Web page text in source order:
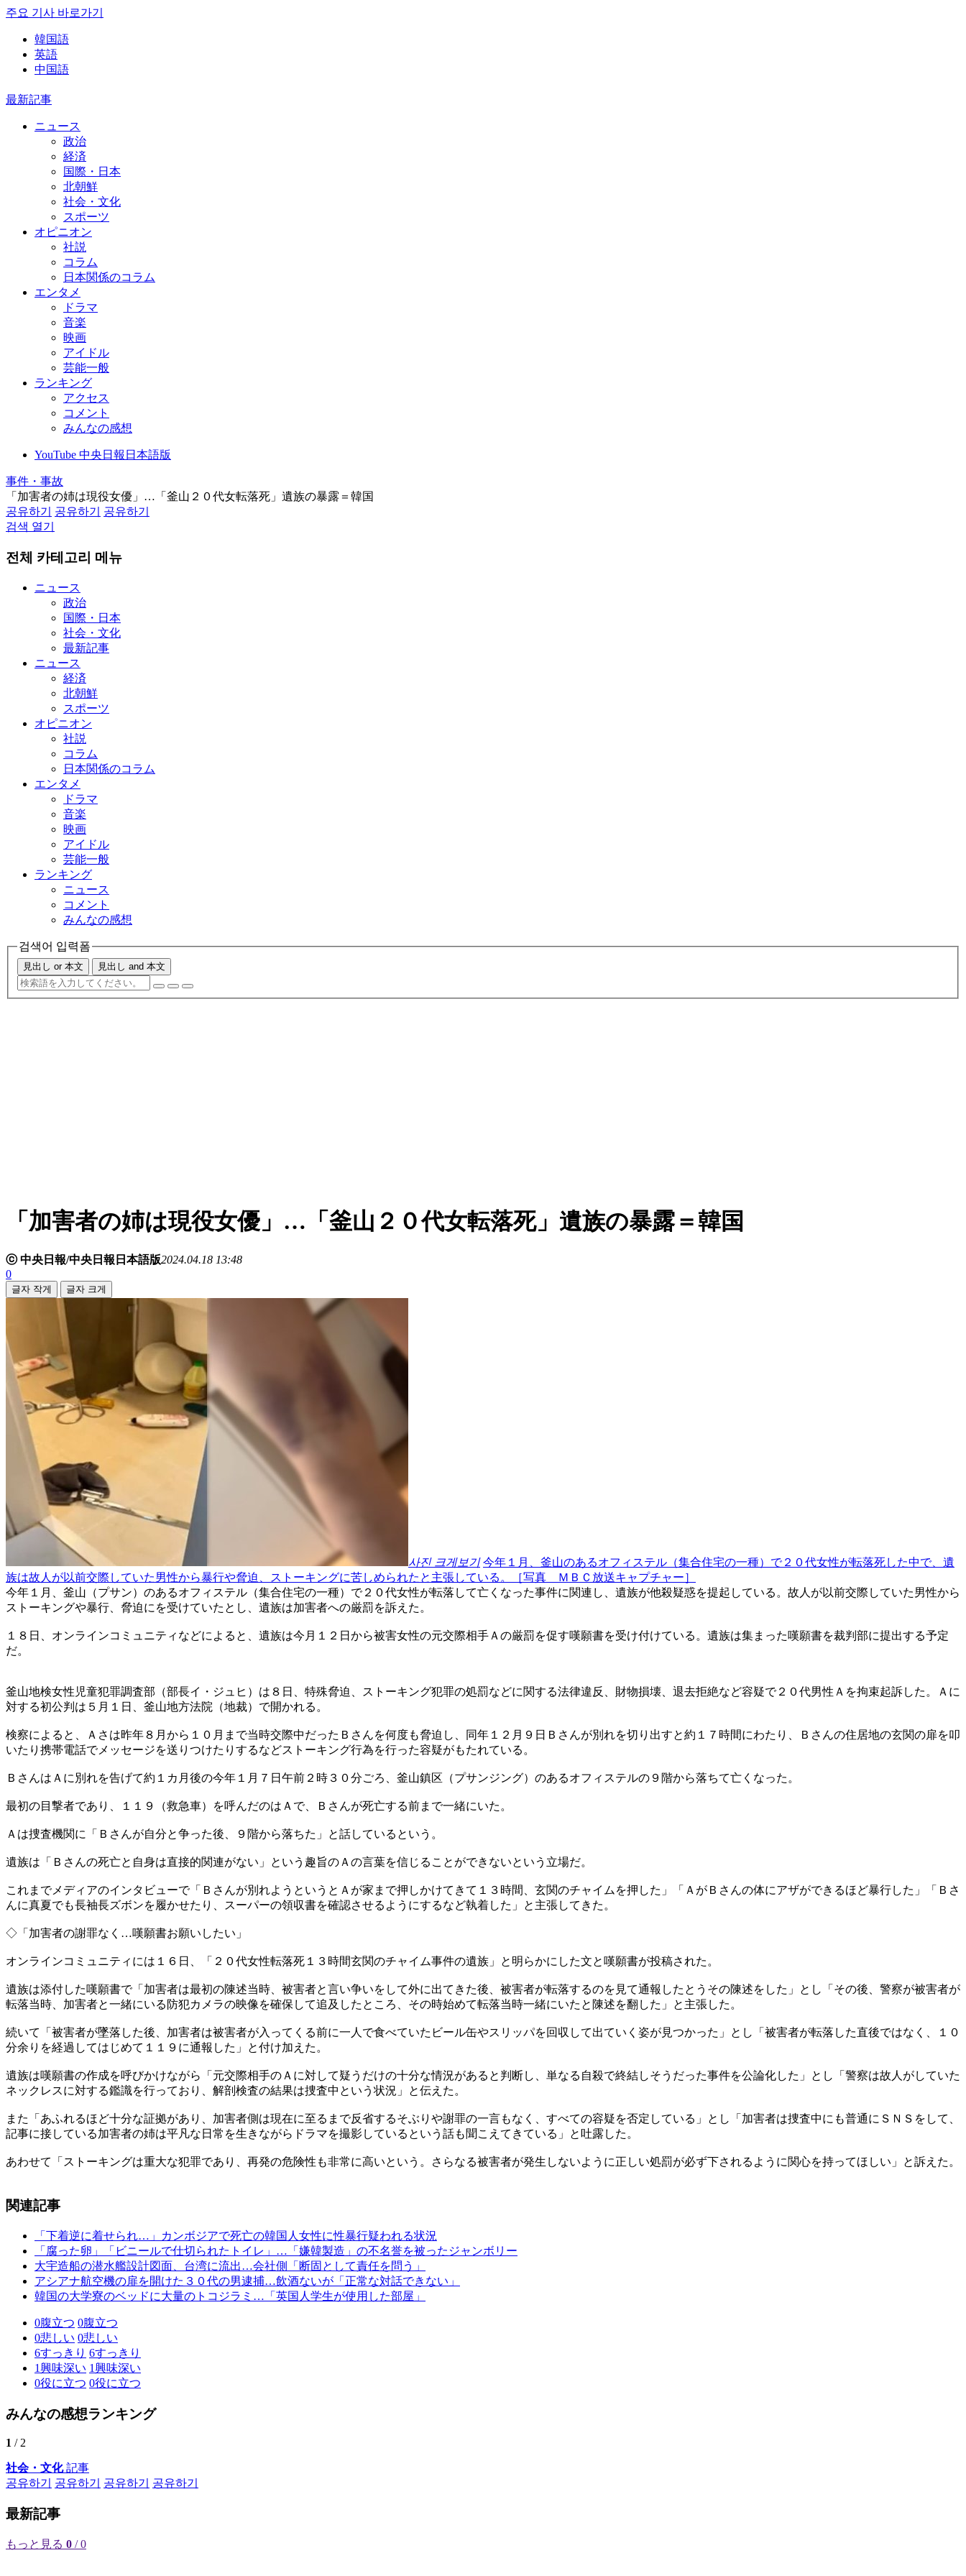
주요 기사 바로가기
韓国語
英語
中国語
最新記事
ニュース
政治
経済
国際・日本
北朝鮮
社会・文化
スポーツ
オピニオン
社説
コラム
日本関係のコラム
エンタメ
ドラマ
音楽
映画
アイドル
芸能一般
ランキング
アクセス
コメント
みんなの感想
YouTube 中央日報日本語版
事件・事故
「加害者の姉は現役女優」…「釜山２０代女転落死」遺族の暴露＝韓国
공유하기
공유하기
공유하기
검색 열기
전체 카테고리 메뉴
ニュース
政治
国際・日本
社会・文化
最新記事
ニュース
経済
北朝鮮
スポーツ
オピニオン
社説
コラム
日本関係のコラム
エンタメ
ドラマ
音楽
映画
アイドル
芸能一般
ランキング
ニュース
コメント
みんなの感想
검색어 입력폼
見出し or 本文 見出し and 本文
「加害者の姉は現役女優」…「釜山２０代女転落死」遺族の暴露＝韓国
ⓒ 中央日報/中央日報日本語版2024.04.18 13:48
0
글자 작게 글자 크게
사진 크게보기 今年１月、釜山のあるオフィステル（集合住宅の一種）で２０代女性が転落死した中で、遺
族は故人が以前交際していた男性から暴行や脅迫、ストーキングに苦しめられたと主張している。［写真 ＭＢＣ放送キャプチャー］
今年１月、釜山（プサン）のあるオフィステル（集合住宅の一種）で２０代女性が転落して亡くなった事件に関連し、遺族が他殺疑惑を提起している。故人が以前交際していた男性から
ストーキングや暴行、脅迫にを受けていたとし、遺族は加害者への厳罰を訴えた。
１８日、オンラインコミュニティなどによると、遺族は今月１２日から被害女性の元交際相手Ａの厳罰を促す嘆願書を受け付けている。遺族は集まった嘆願書を裁判部に提出する予定
だ。
釜山地検女性児童犯罪調査部（部長イ・ジュヒ）は８日、特殊脅迫、ストーキング犯罪の処罰などに関する法律違反、財物損壊、退去拒絶など容疑で２０代男性Ａを拘束起訴した。Ａに
対する初公判は５月１日、釜山地方法院（地裁）で開かれる。
検察によると、Ａさは昨年８月から１０月まで当時交際中だったＢさんを何度も脅迫し、同年１２月９日Ｂさんが別れを切り出すと約１７時間にわたり、Ｂさんの住居地の玄関の扉を叩
いたり携帯電話でメッセージを送りつけたりするなどストーキング行為を行った容疑がもたれている。
ＢさんはＡに別れを告げて約１カ月後の今年１月７日午前２時３０分ごろ、釜山鎮区（プサンジング）のあるオフィステルの９階から落ちて亡くなった。
最初の目撃者であり、１１９（救急車）を呼んだのはＡで、Ｂさんが死亡する前まで一緒にいた。
Ａは捜査機関に「Ｂさんが自分と争った後、９階から落ちた」と話しているという。
遺族は「Ｂさんの死亡と自身は直接的関連がない」という趣旨のＡの言葉を信じることができないという立場だ。
これまでメディアのインタビューで「Ｂさんが別れようというとＡが家まで押しかけてきて１３時間、玄関のチャイムを押した」「ＡがＢさんの体にアザができるほど暴行した」「Ｂさ
んに真夏でも長袖長ズボンを履かせたり、スーパーの領収書を確認させるようにするなど執着した」と主張してきた。
◇「加害者の謝罪なく…嘆願書お願いしたい」
オンラインコミュニティには１６日、「２０代女性転落死１３時間玄関のチャイム事件の遺族」と明らかにした文と嘆願書が投稿された。
遺族は添付した嘆願書で「加害者は最初の陳述当時、被害者と言い争いをして外に出てきた後、被害者が転落するのを見て通報したとうその陳述をした」とし「その後、警察が被害者が
転落当時、加害者と一緒にいる防犯カメラの映像を確保して追及したところ、その時始めて転落当時一緒にいたと陳述を翻した」と主張した。
続いて「被害者が墜落した後、加害者は被害者が入ってくる前に一人で食べていたビール缶やスリッパを回収して出ていく姿が見つかった」とし「被害者が転落した直後ではなく、１０
分余りを経過してはじめて１１９に通報した」と付け加えた。
遺族は嘆願書の作成を呼びかけながら「元交際相手のＡに対して疑うだけの十分な情況があると判断し、単なる自殺で終結しそうだった事件を公論化した」とし「警察は故人がしていた
ネックレスに対する鑑識を行っており、解剖検査の結果は捜査中という状況」と伝えた。
また「あふれるほど十分な証拠があり、加害者側は現在に至るまで反省するそぶりや謝罪の一言もなく、すべての容疑を否定している」とし「加害者は捜査中にも普通にＳＮＳをして、
記事に接している加害者の姉は平凡な日常を生きながらドラマを撮影しているという話も聞こえてきている」と吐露した。
あわせて「ストーキングは重大な犯罪であり、再発の危険性も非常に高いという。さらなる被害者が発生しないように正しい処罰が必ず下されるように関心を持ってほしい」と訴えた。
関連記事
「下着逆に着せられ…」カンボジアで死亡の韓国人女性に性暴行疑われる状況
「腐った卵」「ビニールで仕切られたトイレ」…「嫌韓製造」の不名誉を被ったジャンボリー
大宇造船の潜水艦設計図面、台湾に流出…会社側「断固として責任を問う」
アシアナ航空機の扉を開けた３０代の男逮捕…飲酒ないが「正常な対話できない」
韓国の大学寮のベッドに大量のトコジラミ…「英国人学生が使用した部屋」
0腹立つ 0腹立つ
0悲しい 0悲しい
6すっきり 6すっきり
1興味深い 1興味深い
0役に立つ 0役に立つ
みんなの感想ランキング
1 / 2
社会・文化記事
공유하기
공유하기 공유하기 공유하기
最新記事
もっと見る 0 / 0